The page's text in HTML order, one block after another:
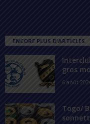
ENCORE PLUS D'ARTICLES
gros
6 août
Togo/